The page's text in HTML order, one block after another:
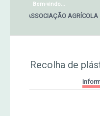
Bem-vindo...
DA ASSOCIAÇÃO AGRÍCOLA
Recolha de